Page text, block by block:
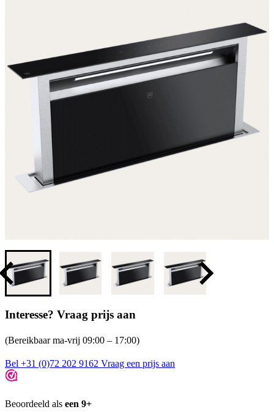
Interesse? Vraag prijs aan
(Bereikbaar ma-vrij 09:00 – 17:00)
Bel +31 (0)72 202 9162 Vraag een prijs aan
Beoordeeld als een 9+